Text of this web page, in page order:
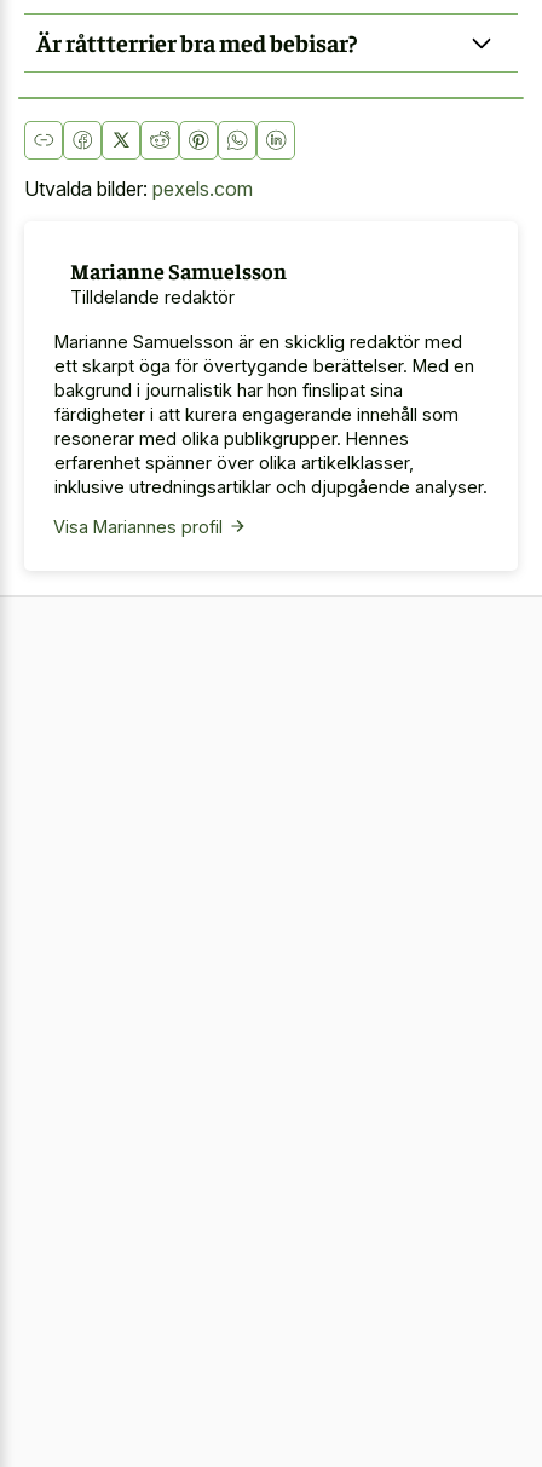
Är råttterrier bra med bebisar?
Utvalda bilder: pexels.com
Marianne Samuelsson
Tilldelande redaktör
Marianne Samuelsson är en skicklig redaktör med
ett skarpt öga för övertygande berättelser. Med en
bakgrund i journalistik har hon finslipat sina
färdigheter i att kurera engagerande innehåll som
resonerar med olika publikgrupper. Hennes
erfarenhet spänner över olika artikelklasser,
inklusive utredningsartiklar och djupgående analyser.
Visa Mariannes profil